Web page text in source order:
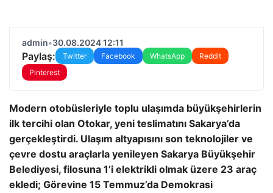
admin•30.08.2024 12:11
Paylaş: Twitter Facebook WhatsApp
Reddit
Pinterest
Modern otobüsleriyle toplu ulaşımda büyükşehirlerin
ilk tercihi olan Otokar, yeni teslimatını Sakarya’da
gerçekleştirdi. Ulaşım altyapısını son teknolojiler ve
çevre dostu araçlarla yenileyen Sakarya Büyükşehir
Belediyesi, filosuna 1’i elektrikli olmak üzere 23 araç
ekledi; Görevine 15 Temmuz’da Demokrasi